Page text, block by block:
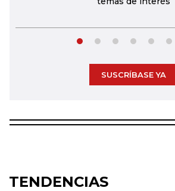
SUSCRÍBASE YA
TENDENCIAS